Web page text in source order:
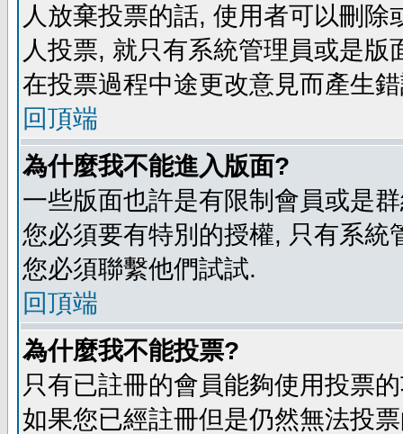
人放棄投票的話, 使用者可以刪
人投票, 就只有系統管理員或是
在投票過程中途更改意見而產生
回頂端
為什麼我不能進入版面?
一些版面也許是有限制會員或是
您必須要有特別的授權, 只有系
您必須聯繫他們試試.
回頂端
為什麼我不能投票?
只有已註冊的會員能夠使用投票
如果您已經註冊但是仍然無法投